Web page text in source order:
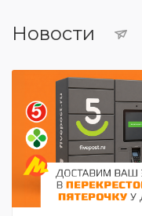
Новости